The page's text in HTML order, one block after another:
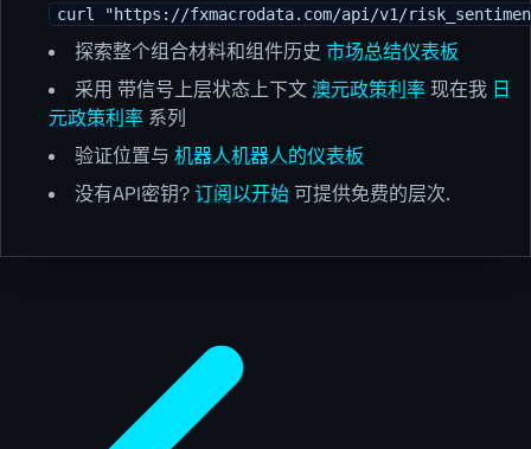
curl "https://fxmacrodata.com/api/v1/
探索整个组合材料和组件历史 市场总结仪表板
采用 带信号上层状态上下文澳元政策利率现在我 日
元政策利率 系列
验证位置与 机器人机器人的仪表板
没有API密钥?订阅以开始 可提供免费的层次.